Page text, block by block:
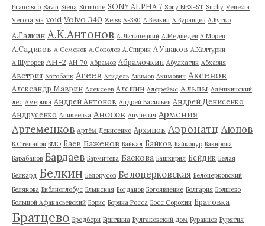
Francisco Savin Siena Sirmione SONY ALPHA 7 Sony NEX-5T Suchy Venezia
Verona via void Volvo 340 Zeiss А-380 А.Белкин А.Буранцев А.Бутко
А.Галкин А.К.Антонов А.Литинецкий А.Медведев А.Морев
А.Садиков А.Семенов А.Соколов А.Спирин А.Ушаков А.Халтурин
А.Щугорев АН-2 АН-70 Абрамов Абрамочкин Абулхатин Абхазия
Австрия Автобанк Агеев Агидель Акимов Акимович Аксенов
Александр Маврин Алексеев Алешин Алфреймс Альпы Алёшкинский
лес Америка Андрей Антонов Андрей Васильев Андрей Денисенко
Андрусенко Аникеевка Аносов Апуневич Армения
Артеменков Артём Денисенко Архипов Аэронатц Аюпов
Б.Степанов БМО Баев Баженов Байкал Байков Байконур Бакирова
Барабанов Бардаев Бармичева Баскова Башкирия Бейдик Белая
Белкард Белкин Белорусов Белоцерковская Белоцерковский
Белякова Библиоглобус Блынская Богданов Богоявление Болгария Болшево
Большой Афанасьевский Борис Боряна Росса Босс Сорокин Братовка
Братцево Бредбери Бритвина Булгаковский дом Буранцев Бурятия